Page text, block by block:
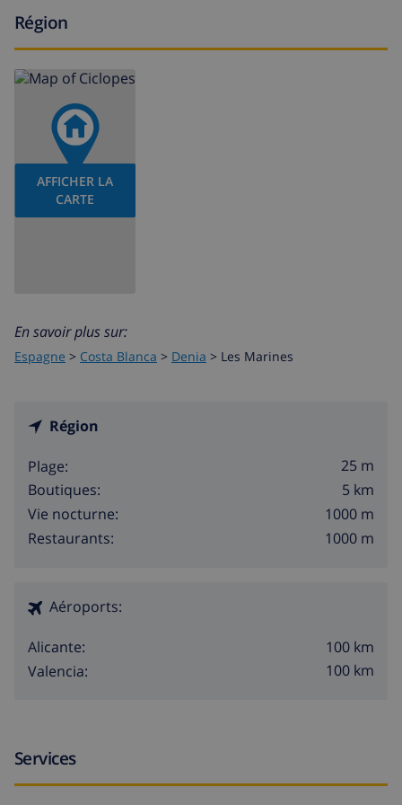
nautique (dans un rayon de 5 kilomètres de la villa)
Région
AFFICHER LA
CARTE
En savoir plus sur:
Espagne > Costa Blanca > Denia > Les Marines
Région
Plage:
25 m
Boutiques:
5 km
Vie nocturne:
1000 m
Restaurants:
1000 m
Aéroports:
Alicante:
100 km
Valencia:
100 km
Services